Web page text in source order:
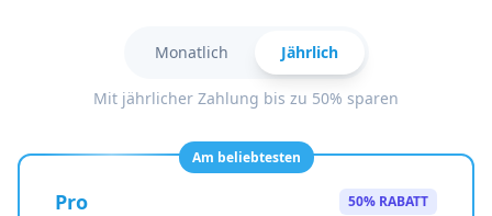
Monatlich Jährlich
Mit jährlicher Zahlung bis zu 50% sparen
Am beliebtesten
Pro 50% RABATT